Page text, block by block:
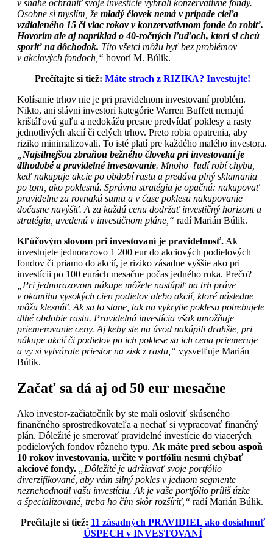
v snahe ochrániť svoje investície vybrali konzervatívne fondy.
Osobne si myslím, že mladý človek nemá v prípade cieľa
vzdialeného 15 či viac rokov v konzervatívnom fonde čo robiť.
Hovorím ale aj napríklad o 40-ročných ľuďoch, ktorí si chcú
sporiť na dôchodok. Títo všetci môžu byť bez problémov
v akciových fondoch,“ hovorí M. Búlik.
Prečítajte si tiež: Máte strach z RIZIKA? Investujte!
Kolísanie trhov nie je pri pravidelnom investovaní problém.
Nikto, ani slávni investori kategórie Warren Buffett nemajú
krištáľovú guľu a nedokážu presne predvídať poklesy a rasty
jednotlivých akcií či celých trhov. Preto robia opatrenia, aby
riziko minimalizovali. To isté platí pre každého malého investora.
Najsilnejšou zbraňou bežného človeka pri investovaní je
dlhodobé a pravidelné investovanie. Mnoho ľudí robí chybu,
keď nakupuje akcie po období rastu a predáva plný sklamania
po tom, ako poklesnú. Správna stratégia je opačná: nakupovať
pravidelne za rovnakú sumu a v čase poklesu nakupovanie
dočasne navýšiť. A za každú cenu dodržať investičný horizont a
stratégiu, uvedenú v investičnom pláne,“ radí Marián Búlik.
Kľúčovým slovom pri investovaní je pravidelnosť. Ak
investujete jednorazovo 1 200 eur do akciových podielových
fondov či priamo do akcií, je riziko zásadne vyššie ako pri
investícii po 100 eurách mesačne počas jedného roka. Prečo?
„Pri jednorazovom nákupe môžete nastúpiť na trh práve
v okamihu vysokých cien podielov alebo akcií, ktoré následne
môžu klesnúť. Ak sa to stane, tak na vykrytie poklesu potrebujete
dlhé obdobie rastu. Pravidelná investícia však umožňuje
priemerovanie ceny. Aj keby ste na úvod nakúpili drahšie, pri
nákupe akcií či podielov po ich poklese sa ich cena priemeruje
a vy si vytvárate priestor na zisk z rastu,“ vysvetľuje Marián
Búlik.
Začať sa dá aj od 50 eur mesačne
Ako investor-začiatočník by ste mali osloviť skúseného
finančného sprostredkovateľa a nechať si vypracovať finančný
plán. Dôležité je smerovať pravidelné investície do viacerých
podielových fondov rôzneho typu. Ak máte pred sebou aspoň
10 rokov investovania, určite v portfóliu nesmú chýbať
akciové fondy. „Dôležité je udržiavať svoje portfólio
diverzifikované, aby vám silný pokles v jednom segmente
neznehodnotil vašu investíciu. Ak je vaše portfólio príliš úzke
a špecializované, treba ho čím skôr rozšíriť,“ radí Marián Búlik.
Prečítajte si tiež: 11 zásadných PRAVIDIEL ako dosiahnuť
ÚSPECH v INVESTOVANÍ